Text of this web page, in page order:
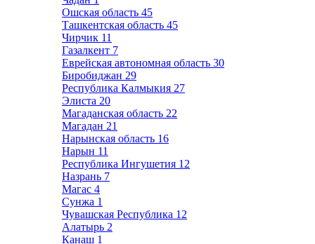
Ошская область 45
Ташкентская область 45
Чирчик 11
Газалкент 7
Еврейская автономная область 30
Биробиджан 29
Республика Калмыкия 27
Элиста 20
Магаданская область 22
Магадан 21
Нарынская область 16
Нарын 11
Республика Ингушетия 12
Назрань 7
Магас 4
Сунжа 1
Чувашская Республика 12
Алатырь 2
Канаш 1